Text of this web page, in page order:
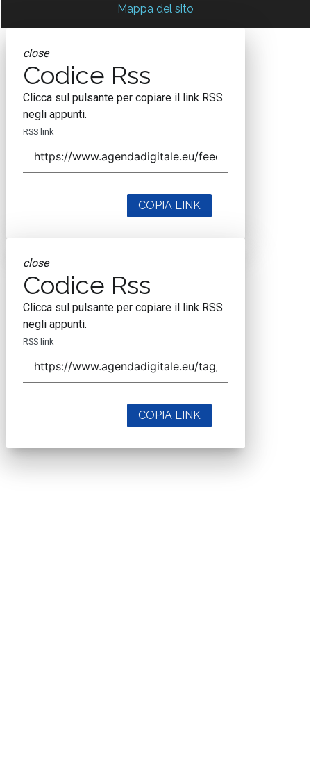
Mappa del sito
close
Codice Rss
Clicca sul pulsante per copiare il link RSS
negli appunti.
RSS link
COPIA LINK
close
Codice Rss
Clicca sul pulsante per copiare il link RSS
negli appunti.
RSS link
COPIA LINK